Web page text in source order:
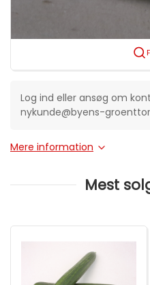
Log ind eller ansøg om
nykunde@byens-
Mere information
Mest